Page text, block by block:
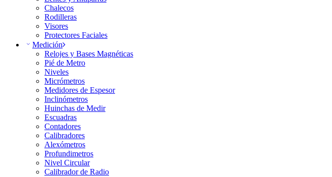
Chalecos
Rodilleras
Visores
Protectores Faciales
Medición
Relojes y Bases Magnéticas
Pié de Metro
Niveles
Micrómetros
Medidores de Espesor
Inclinómetros
Huinchas de Medir
Escuadras
Contadores
Calibradores
Alexómetros
Profundimetros
Nivel Circular
Calibrador de Radio